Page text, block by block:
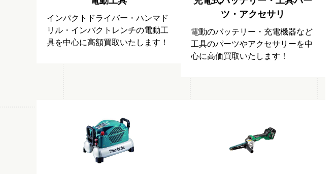
インパクトドライバー・ハンマド
リル・インパクトレンチの電動工
具を中心に高額買取いたします！
ツ・アクセサリ
電動のバッテリー・充電機器など
工具のパーツやアクセサリーを中
心に高価買取いたします！